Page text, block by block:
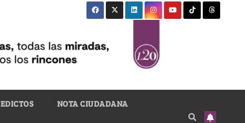
EDICTOS NOTA CIUDADANA